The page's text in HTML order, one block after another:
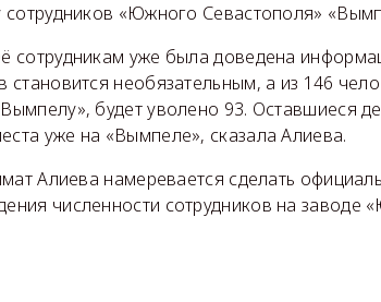
сотрудников «Южного Севастополя»
сотрудникам уже была доведена
становится необязательным, а из 146
будет уволено 93. Оставшиеся
уже на «Вымпеле», сказала Алиева.
Алиева намеревается сделать
численности сотрудников на заводе